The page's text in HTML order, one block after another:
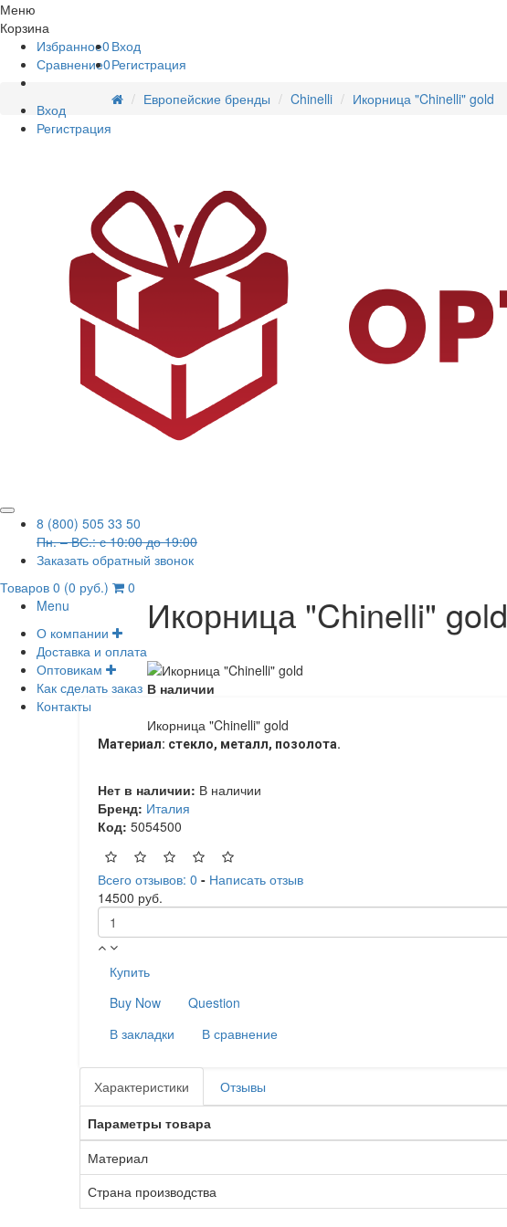
Меню
Корзина
Избранное0
Сравнение0
Вход
Регистрация
8 (800) 505 33 50
Пн. – ВС.: с 10:00 до 19:00
Заказать обратный звонок
Товаров 0 (0 руб.)
0
Menu
О компании
Доставка и оплата
Оптовикам
Как сделать заказ
Контакты
Вход
Регистрация
Европейские бренды
Chinelli Икорница "Chinelli" gold
Икорница "Chinelli" gold
В наличии
Икорница "Chinelli" gold
Материал: стекло, металл, позолота.
Нет в наличии: В наличии
Бренд: Италия
Код: 5054500
Всего отзывов: 0 - Написать отзыв
14500 руб.
Купить
Buy Now
Question
В закладки
В сравнение
Характеристики
Отзывы
Параметры товара
Материал
Страна производства